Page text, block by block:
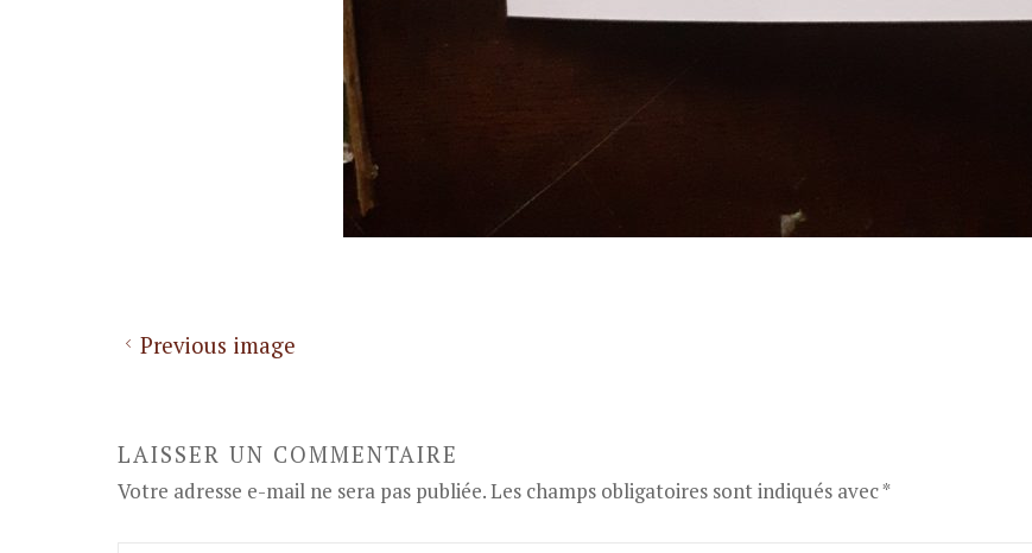
Previous image
LAISSER UN COMMENTAIRE
Votre adresse e-mail ne sera pas publiée.Les champs obligatoires sont indiqués avec*